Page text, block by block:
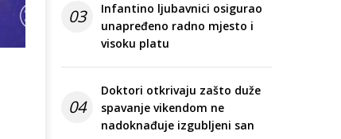
03
Infantino ljubavnici osigurao
unapređeno radno mjesto i
visoku platu
04
Doktori otkrivaju zašto duže
spavanje vikendom ne
nadoknađuje izgubljeni san